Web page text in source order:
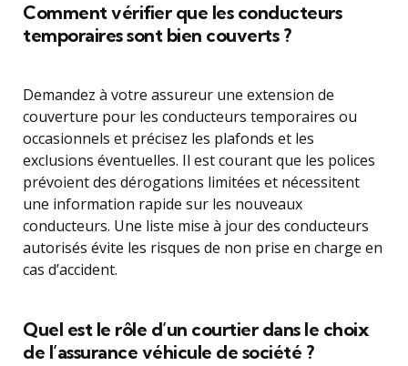
Comment vérifier que les conducteurs
temporaires sont bien couverts ?
Demandez à votre assureur une extension de
couverture pour les conducteurs temporaires ou
occasionnels et précisez les plafonds et les
exclusions éventuelles. Il est courant que les polices
prévoient des dérogations limitées et nécessitent
une information rapide sur les nouveaux
conducteurs. Une liste mise à jour des conducteurs
autorisés évite les risques de non prise en charge en
cas d’accident.
Quel est le rôle d’un courtier dans le choix
de l’assurance véhicule de société ?